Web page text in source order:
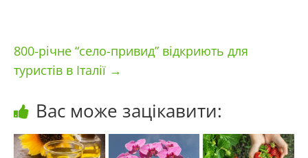
800-річне “село-привид” відкриють для
туристів в Італії →
Вас може зацікавити: